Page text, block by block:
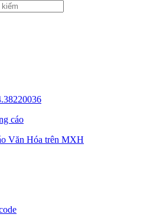
cáo
Văn Hóa trên MXH